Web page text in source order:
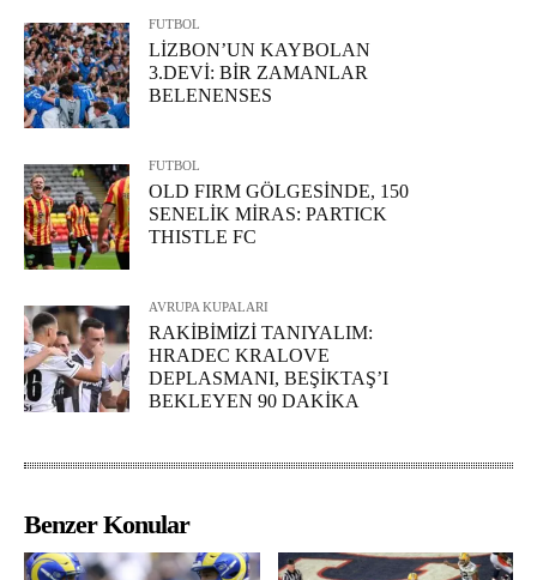
FUTBOL
LİZBON’UN KAYBOLAN
3.DEVİ: BİR ZAMANLAR
BELENENSES
FUTBOL
OLD FIRM GÖLGESİNDE, 150
SENELİK MİRAS: PARTICK
THISTLE FC
AVRUPA KUPALARI
RAKİBİMİZİ TANIYALIM:
HRADEC KRALOVE
DEPLASMANI, BEŞİKTAŞ’I
BEKLEYEN 90 DAKİKA
Benzer Konular